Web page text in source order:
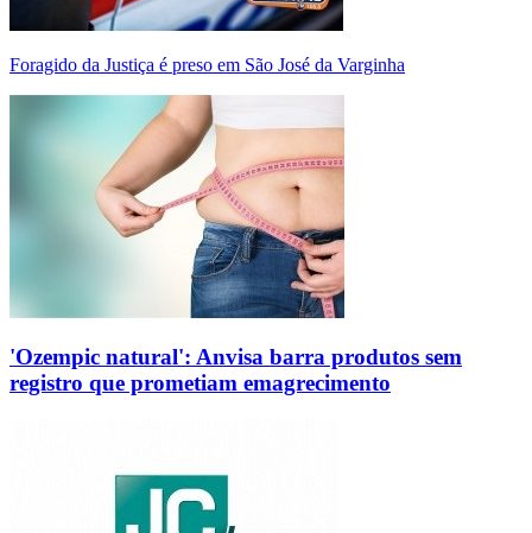
Foragido da Justiça é preso em São José da Varginha
'Ozempic natural': Anvisa barra produtos sem
registro que prometiam emagrecimento